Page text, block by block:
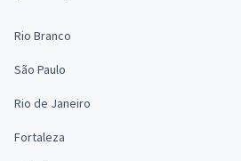
Rio Branco
São Paulo
Rio de Janeiro
Fortaleza